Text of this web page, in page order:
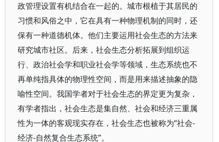
政管理设置有机结合在一起的。城市根植于其居民的
习惯和风俗之中，它在具有一种物理机制的同时，还
保有一种道德机体。他们主要运用社会生态的方法来
研究城市社区。后来，社会生态分析拓展到组织运
行、政治社会学和职业社会学等领域，生态系统也不
再单纯指具体的物理性空间，而是用来描述抽象的隐
喻性空间。我国学者对于社会生态的界定更为复杂，
有学者指出，社会生态是集自然、社会和经济三重属
性为一体的客观现实存在，社会生态也被称为“社会-
经济-自然复合生态系统”。